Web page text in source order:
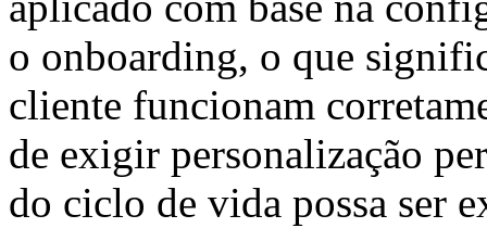
o onboarding, o que
cliente funcionam
de exigir personalização
do ciclo de vida possa ser